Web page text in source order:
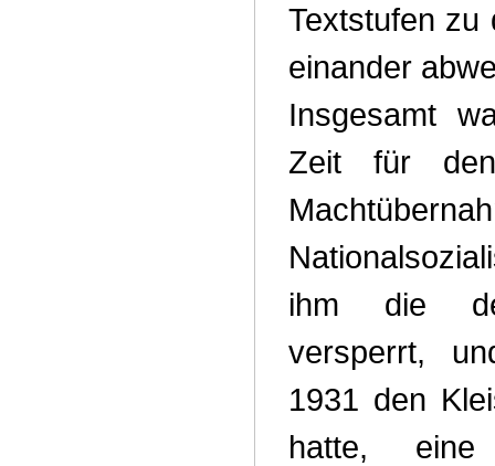
Textstufen zu
einander
Insgesamt
Zeit für
ihm die
versperrt,
1931 den
hatte,